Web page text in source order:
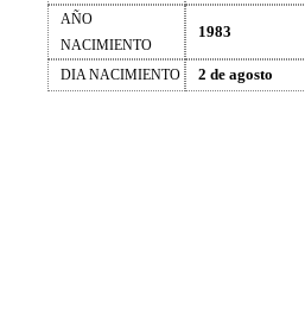
AÑO
NACIMIENTO
1983
DIA NACIMIENTO 2 de agosto